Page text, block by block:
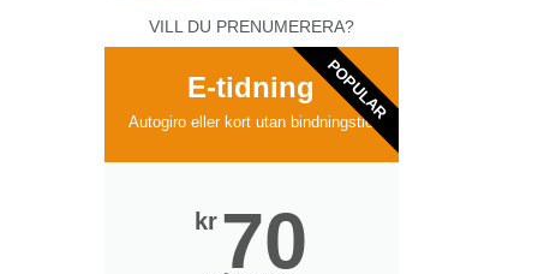
VILL DU PRENUMERERA?
E-tidning
Autogiro eller kort utan bindningstid
kr 70
POPULAR